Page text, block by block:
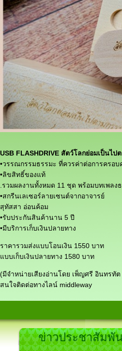
USB FLASHDRIVE สัตว์โลกย่อมเป็นไป
•วรรณกรรมธรรมะ ที่ควรค่าต่อการครอบ
•ลิขสิทธิ์ของแท้
.รวมผลงานทั้งหมด 11 ชุด พร้อมบทเพล
•สกรีนเลเซอร์ลายเซนต์จากอาจารย์
สุทัสสา อ่อนค้อม
•รับประกันสินค้านาน 5 ปี
•มีบริการเก็บเงินปลายทาง
ราคารวมส่งแบบโอนเงิน 1550 บาท
แบบเก็บเงินปลายทาง 1580 บาท
(มีจำหน่ายเสียงอ่านโดย เพ็ญศรี อินทรทั
สนใจติดต่อทางไลน์ middleway
ข่าวประชาสัมพั